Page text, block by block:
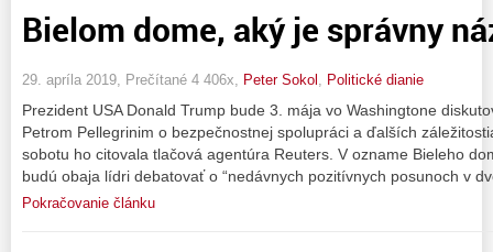
Bielom dome, aký je správny
29. apríla 2019, Prečítané 4 406x, Peter Sokol Politické dianie
Prezident USA Donald Trump bude 3. mája vo Washingtone
Petrom Pellegrinim o bezpečnostnej spolupráci a ďalších
sobotu ho citovala tlačová agentúra Reuters. V ozname Bieleho
budú obaja lídri debatovať o “nedávnych pozitívnych posunoch v
Pokračovanie článku